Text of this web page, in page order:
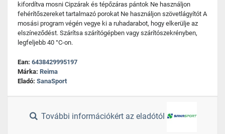
kifordítva mosni Cipzárak és tépőzáras pántok Ne használjon
fehérítőszereket tartalmazó porokat Ne használjon szövetlágyítót A
mosási program végén vegye ki a ruhadarabot, hogy elkerülje az
elszíneződést. Szárítsa szárítógépben vagy szárítószekrényben,
legfeljebb 40 °C-on.
Ean: 6438429995197
Márka: Reima
Eladó: SanaSport
További információkért az eladótól